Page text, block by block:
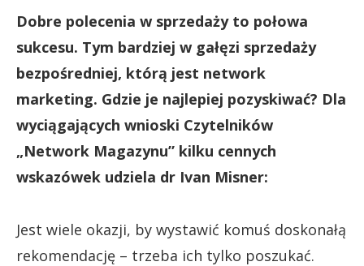
Dobre polecenia w sprzedaży to połowa
sukcesu. Tym bardziej w gałęzi sprzedaży
bezpośredniej, którą jest network
marketing. Gdzie je najlepiej pozyskiwać? Dla
wyciągających wnioski Czytelników
„Network Magazynu” kilku cennych
wskazówek udziela dr Ivan Misner:
Jest wiele okazji, by wystawić komuś doskonałą
rekomendację – trzeba ich tylko poszukać.